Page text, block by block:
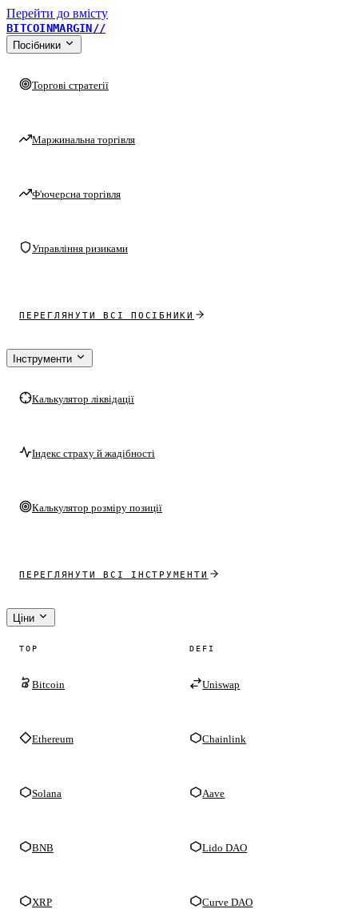
Перейти до вмісту
BITCOINMARGIN//
Посібники
Торгові стратегії
Маржинальна торгівля
Ф'ючерсна торгівля
Управління ризиками
ПЕРЕГЛЯНУТИ ВСІ ПОСІБНИКИ
Інструменти
Калькулятор ліквідації
Індекс страху й жадібності
Калькулятор розміру позиції
ПЕРЕГЛЯНУТИ ВСІ ІНСТРУМЕНТИ
Ціни
TOP
Bitcoin
Ethereum
Solana
BNB
XRP
DEFI
Uniswap
Chainlink
Aave
Lido DAO
Curve DAO